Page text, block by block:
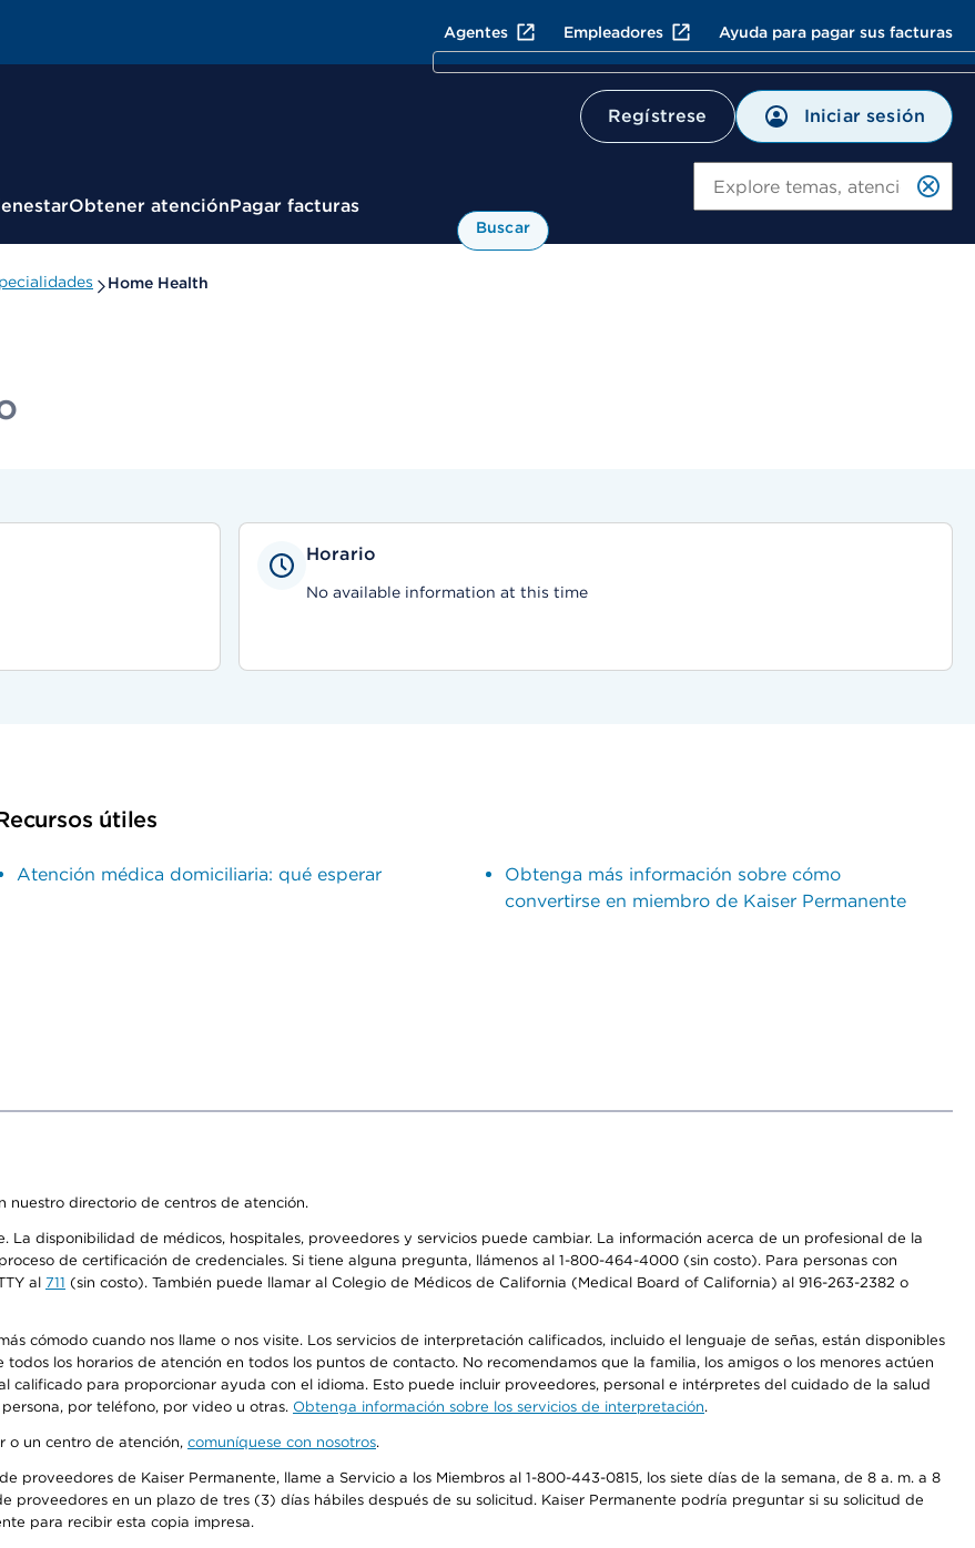
Agentes Empleadores Ayuda para pagar sus facturas
Regístrese Iniciar sesión
Obtener atenciónPagar facturas
Buscar
Home Health
Horario
No available information at this time
útiles
Atención médica domiciliaria: qué esperar
Obtenga más información sobre cómo
convertirse en miembro de Kaiser Permanente
nuestro directorio de centros de atención.
disponibilidad de médicos, hospitales, proveedores y servicios puede cambiar. La información acerca de un profesional de la
de certificación de credenciales. Si tiene alguna pregunta, llámenos al 1-800-464-4000 (sin costo). Para personas con
al 711 (sin costo). También puede llamar al Colegio de Médicos de California (Medical Board of California) al 916-263-2382 o
cómodo cuando nos llame o nos visite. Los servicios de interpretación calificados, incluido el lenguaje de señas, están disponibles
los horarios de atención en todos los puntos de contacto. No recomendamos que la familia, los amigos o los menores actúen
calificado para proporcionar ayuda con el idioma. Esto puede incluir proveedores, personal e intérpretes del cuidado de la salud
por teléfono, por video u otras. Obtenga información sobre los servicios de interpretación.
o un centro de atención, comuníquese con nosotros.
proveedores de Kaiser Permanente, llame a Servicio a los Miembros al 1-800-443-0815, los siete días de la semana, de 8 a. m. a 8
proveedores en un plazo de tres (3) días hábiles después de su solicitud. Kaiser Permanente podría preguntar si su solicitud de
para recibir esta copia impresa.